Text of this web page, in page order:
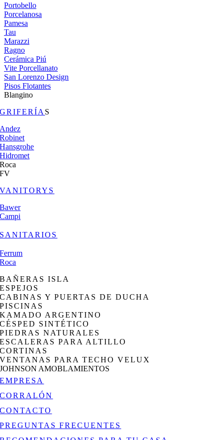
Portobello
Porcelanosa
Pamesa
Tau
Marazzi
Ragno
Cerámica Piú
Vite Porcellanato
San Lorenzo Design
Pisos Flotantes
Blangino
GRIFERÍA S
Andez
Robinet
Hansgrohe
Hidromet
Roca
FV
VANITORYS
Bawer
Campi
SANITARIOS
Ferrum
Roca
BAÑERAS ISLA
ESPEJOS
CABINAS Y PUERTAS DE DUCHA
PISCINAS
KAMADO ARGENTINO
CÉSPED SINTÉTICO
PIEDRAS NATURALES
ESCALERAS PARA ALTILLO
CORTINAS
VENTANAS PARA TECHO VELUX
JOHNSON AMOBLAMIENTOS
EMPRESA
CORRALÓN
CONTACTO
PREGUNTAS FRECUENTES